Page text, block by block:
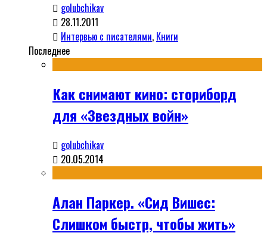
golubchikav
28.11.2011
Интервью с писателями, Книги
Последнее
Как снимают кино: сториборд
для «Звездных войн»
golubchikav
20.05.2014
Алан Паркер. «Сид Вишес:
Слишком быстр, чтобы жить»